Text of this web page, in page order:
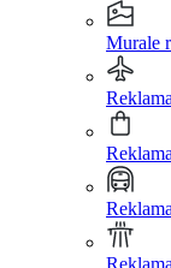
Murale